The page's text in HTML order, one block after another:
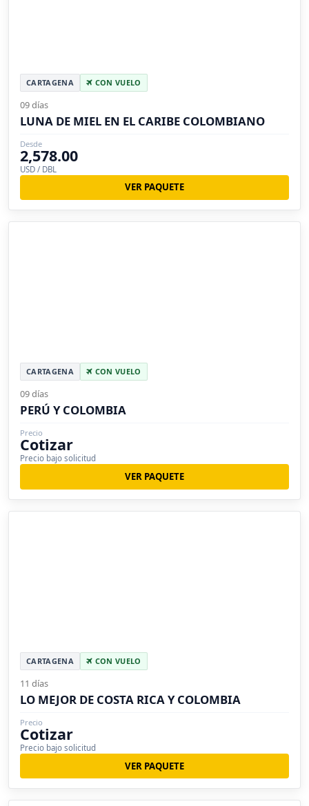
CARTAGENA CON VUELO
09 días
LUNA DE MIEL EN EL CARIBE COLOMBIANO
Desde
2,578.00
USD / DBL
VER PAQUETE
CARTAGENA CON VUELO
09 días
PERÚ Y COLOMBIA
Precio
Cotizar
Precio bajo solicitud
VER PAQUETE
CARTAGENA CON VUELO
11 días
LO MEJOR DE COSTA RICA Y COLOMBIA
Precio
Cotizar
Precio bajo solicitud
VER PAQUETE